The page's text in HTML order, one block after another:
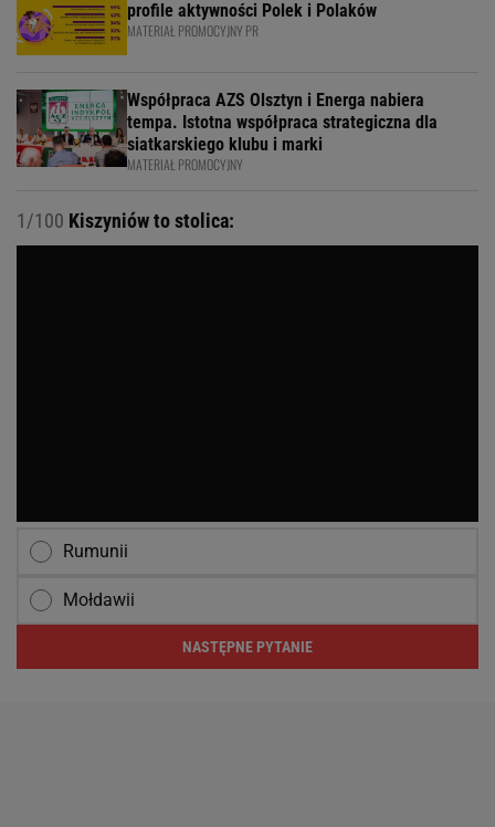
profile aktywności Polek i Polaków
MATERIAŁ PROMOCYJNY PR
Współpraca AZS Olsztyn i Energa nabiera
tempa. Istotna współpraca strategiczna dla
siatkarskiego klubu i marki
MATERIAŁ PROMOCYJNY
1/100 Kiszyniów to stolica:
Rumunii
Mołdawii
NASTĘPNE PYTANIE